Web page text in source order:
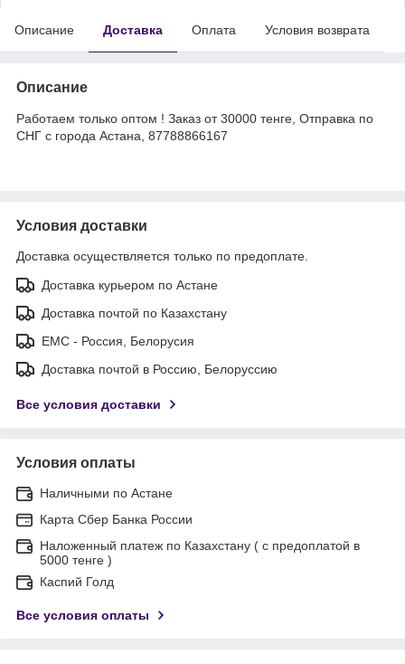
Описание Доставка Оплата Условия возврата
Описание
Работаем только оптом ! Заказ от 30000 тенге, Отправка по
СНГ с города Астана, 87788866167
Условия доставки
Доставка осуществляется только по предоплате.
Доставка курьером по Астане
Доставка почтой по Казахстану
ЕМС - Россия, Белорусия
Доставка почтой в Россию, Белоруссию
Все условия доставки
Условия оплаты
Наличными по Астане
Карта Сбер Банка России
Наложенный платеж по Казахстану ( с предоплатой в
5000 тенге )
Каспий Голд
Все условия оплаты